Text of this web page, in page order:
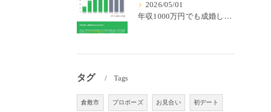
2026/05/01
年収1000万円でも成婚しやすいとは限らない? 「年収帯別の成婚率」のリアル
タグ Tags
倉敷市 プロポーズ お見合い 初デート